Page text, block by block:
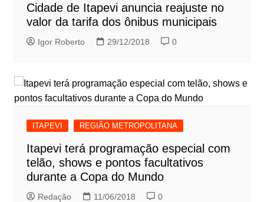
Cidade de Itapevi anuncia reajuste no
valor da tarifa dos ônibus municipais
Igor Roberto 29/12/2018 0
ITAPEVI REGIÃO METROPOLITANA
Itapevi terá programação especial com
telão, shows e pontos facultativos
durante a Copa do Mundo
Redação 11/06/2018 0